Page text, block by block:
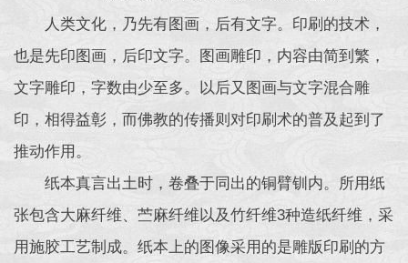
人类文化，乃先有图画，后有文字。印刷的技术，
也是先印图画，后印文字。图画雕印，内容由简到繁，
文字雕印，字数由少至多。以后又图画与文字混合雕
印，相得益彰，而佛教的传播则对印刷术的普及起到了
推动作用。
纸本真言出土时，卷叠于同出的铜臂钏内。所用纸
张包含大麻纤维、苎麻纤维以及竹纤维3种造纸纤维，采
用施胶工艺制成。纸本上的图像采用的是雕版印刷的方